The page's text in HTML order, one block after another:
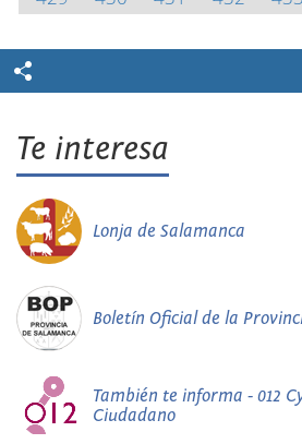
Te interesa
Lonja de Salamanca
Boletín Oficial de la
También te informa - 012
Ciudadano